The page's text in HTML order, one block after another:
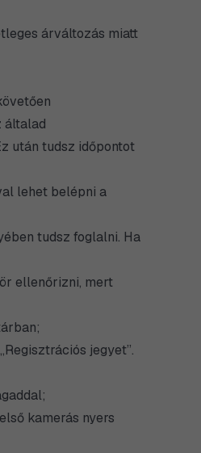
árváltozás miatt
általad
után tudsz időpontot
lehet belépni a
tudsz foglalni. Ha
ellenőrizni, mert
jegyet”.
kamerás nyers